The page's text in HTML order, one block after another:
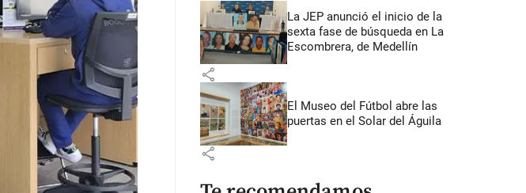
La JEP anunció el inicio de la
sexta fase de búsqueda en La
Escombrera, de Medellín
share
El Museo del Fútbol abre las
puertas en el Solar del Águila
share